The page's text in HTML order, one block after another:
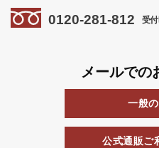
0120-281-812 受
メールでの
一般
公式通販ご